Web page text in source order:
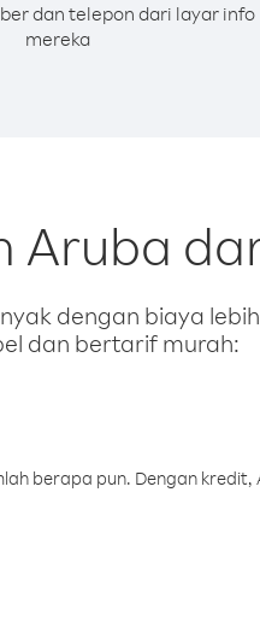
dan telepon dari layar info
mereka
Aruba
dengan biaya
dan bertarif murah:
berapa pun. Dengan